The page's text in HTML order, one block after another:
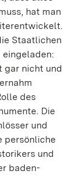
hat man
Staatlichen
eingeladen:
gar nicht und
des
Die
und
persönliche
und
baden-